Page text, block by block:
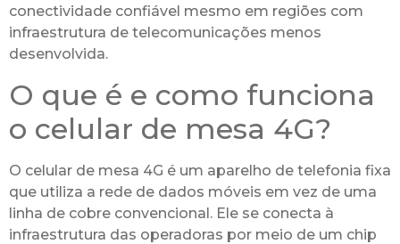
conectividade confiável mesmo em regiões com
infraestrutura de telecomunicações menos
desenvolvida.
O que é e como funciona
o celular de mesa 4G?
O celular de mesa 4G é um aparelho de telefonia fixa
que utiliza a rede de dados móveis em vez de uma
linha de cobre convencional. Ele se conecta à
infraestrutura das operadoras por meio de um chip